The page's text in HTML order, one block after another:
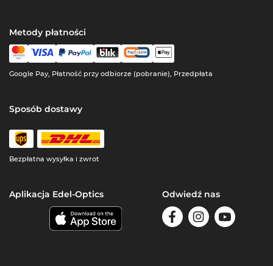
Metody płatności
Google Pay, Płatność przy odbiorze (pobranie), Przedpłata
Sposób dostawy
Bezpłatna wysyłka i zwrot
Aplikacja Edel-Optics Odwiedź nas